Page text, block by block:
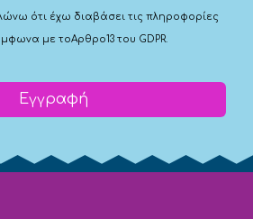
ότι έχω διαβάσει τις πληροφορίες
με τοΑρθρο13 του GDPR.
Εγγραφή